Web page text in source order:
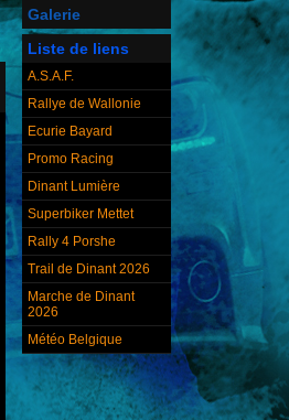
Galerie
Liste de liens
A.S.A.F.
Rallye de Wallonie
Ecurie Bayard
Promo Racing
Dinant Lumière
Superbiker Mettet
Rally 4 Porshe
Trail de Dinant 2026
Marche de Dinant
2026
Météo Belgique